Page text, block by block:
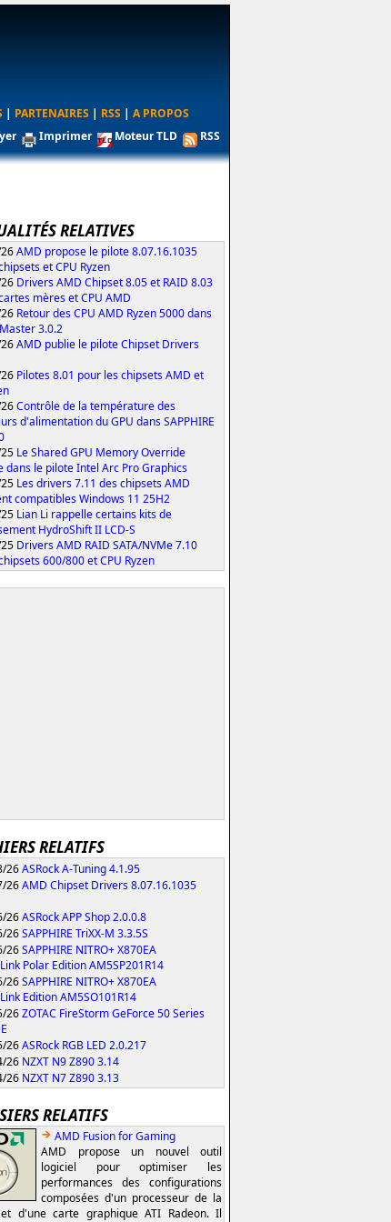
| PARTENAIRES | RSS | A PROPOS
Imprimer Moteur TLD RSS
RELATIVES
AMD propose le pilote 8.07.16.1035
et CPU Ryzen
Drivers AMD Chipset 8.05 et RAID 8.03
mères et CPU AMD
Retour des CPU AMD Ryzen 5000 dans
3.0.2
AMD publie le pilote Chipset Drivers
Pilotes 8.01 pour les chipsets AMD et
Contrôle de la température des
d'alimentation du GPU dans SAPPHIRE
Le Shared GPU Memory Override
dans le pilote Intel Arc Pro Graphics
Les drivers 7.11 des chipsets AMD
compatibles Windows 11 25H2
Lian Li rappelle certains kits de
HydroShift II LCD-S
Drivers AMD RAID SATA/NVMe 7.10
600/800 et CPU Ryzen
RELATIFS
26ASRock A-Tuning 4.1.95
26AMD Chipset Drivers 8.07.16.1035
26ASRock APP Shop 2.0.0.8
26SAPPHIRE TriXX-M 3.3.5S
26SAPPHIRE NITRO+ X870EA
Polar Edition AM5SP201R14
26SAPPHIRE NITRO+ X870EA
Edition AM5SO101R14
26ZOTAC FireStorm GeForce 50 Series
26ASRock RGB LED 2.0.217
26 NZXT N9 Z890 3.14
26 NZXT N7 Z890 3.13
RELATIFS
AMD Fusion for Gaming
AMD propose un nouvel outil
logiciel pour optimiser les
performances des configurations
composées d'un processeur de la
d'une carte graphique ATI Radeon. Il